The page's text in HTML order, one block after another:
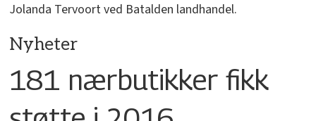
Jolanda Tervoort ved Batalden landhandel.
Nyheter
181 nærbutikker fikk